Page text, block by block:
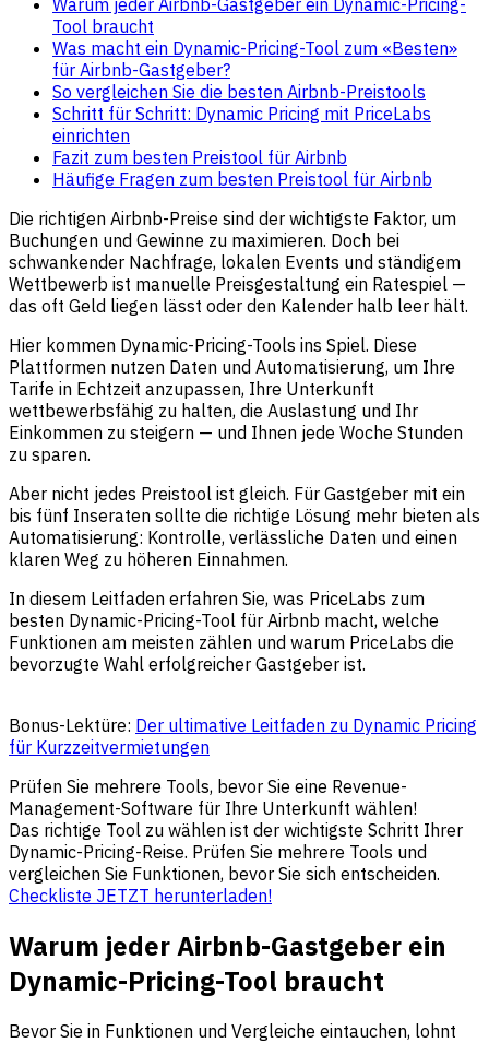
Tool braucht
Was macht ein Dynamic-Pricing-Tool zum «Besten»
für Airbnb-Gastgeber?
So vergleichen Sie die besten Airbnb-Preistools
Schritt für Schritt: Dynamic Pricing mit PriceLabs
einrichten
Fazit zum besten Preistool für Airbnb
Häufige Fragen zum besten Preistool für Airbnb
Die richtigen Airbnb-Preise sind der wichtigste Faktor, um
Buchungen und Gewinne zu maximieren. Doch bei
schwankender Nachfrage, lokalen Events und ständigem
Wettbewerb ist manuelle Preisgestaltung ein Ratespiel —
das oft Geld liegen lässt oder den Kalender halb leer hält.
Hier kommen Dynamic-Pricing-Tools ins Spiel. Diese
Plattformen nutzen Daten und Automatisierung, um Ihre
Tarife in Echtzeit anzupassen, Ihre Unterkunft
wettbewerbsfähig zu halten, die Auslastung und Ihr
Einkommen zu steigern — und Ihnen jede Woche Stunden
zu sparen.
Aber nicht jedes Preistool ist gleich. Für Gastgeber mit ein
bis fünf Inseraten sollte die richtige Lösung mehr bieten als
Automatisierung: Kontrolle, verlässliche Daten und einen
klaren Weg zu höheren Einnahmen.
In diesem Leitfaden erfahren Sie, was PriceLabs zum
besten Dynamic-Pricing-Tool für Airbnb macht, welche
Funktionen am meisten zählen und warum PriceLabs die
bevorzugte Wahl erfolgreicher Gastgeber ist.
Bonus-Lektüre: Der ultimative Leitfaden zu Dynamic Pricing
für Kurzzeitvermietungen
Prüfen Sie mehrere Tools, bevor Sie eine Revenue-
Management-Software für Ihre Unterkunft wählen!
Das richtige Tool zu wählen ist der wichtigste Schritt Ihrer
Dynamic-Pricing-Reise. Prüfen Sie mehrere Tools und
vergleichen Sie Funktionen, bevor Sie sich entscheiden.
Checkliste JETZT herunterladen!
Warum jeder Airbnb-Gastgeber ein
Dynamic-Pricing-Tool braucht
Bevor Sie in Funktionen und Vergleiche eintauchen, lohnt